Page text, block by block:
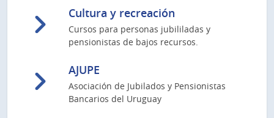
Cultura y recreación
Cursos para personas jubililadas y
pensionistas de bajos recursos.
AJUPE
Asociación de Jubilados y Pensionistas
Bancarios del Uruguay